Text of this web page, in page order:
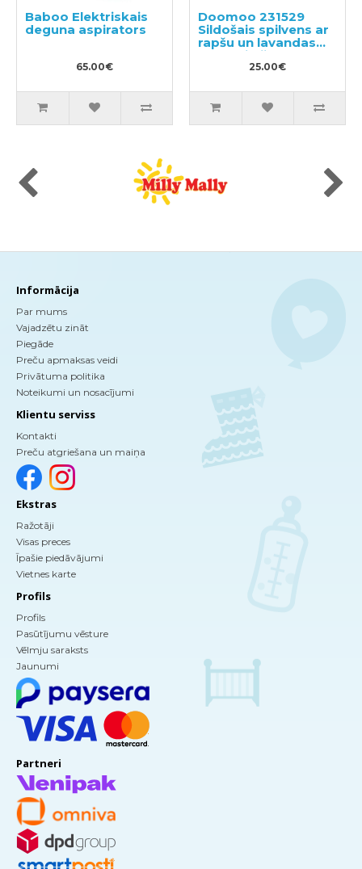
Baboo Elektriskais
deguna aspirators
65.00€
Doomoo 231529
Sildošais spilvens ar
rapšu un lavandas
sēklu pildijumu
25.00€
Informācija
Par mums
Vajadzētu zināt
Piegāde
Preču apmaksas veidi
Privātuma politika
Noteikumi un nosacījumi
Klientu serviss
Kontakti
Preču atgriešana un maiņa
Ekstras
Ražotāji
Visas preces
Īpašie piedāvājumi
Vietnes karte
Profils
Profils
Pasūtījumu vēsture
Vēlmju saraksts
Jaunumi
Partneri